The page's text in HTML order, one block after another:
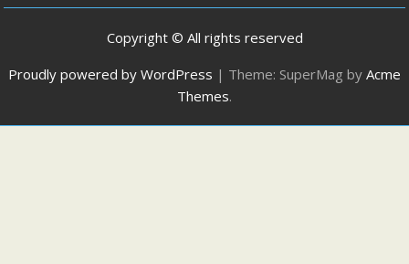
Copyright © All rights reserved
Proudly powered by WordPress | Theme: SuperMag by Acme
Themes.